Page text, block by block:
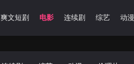
爽文短剧 电影 连续剧 综艺 动漫